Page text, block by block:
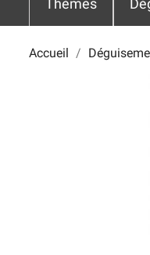
Thèmes
Accueil